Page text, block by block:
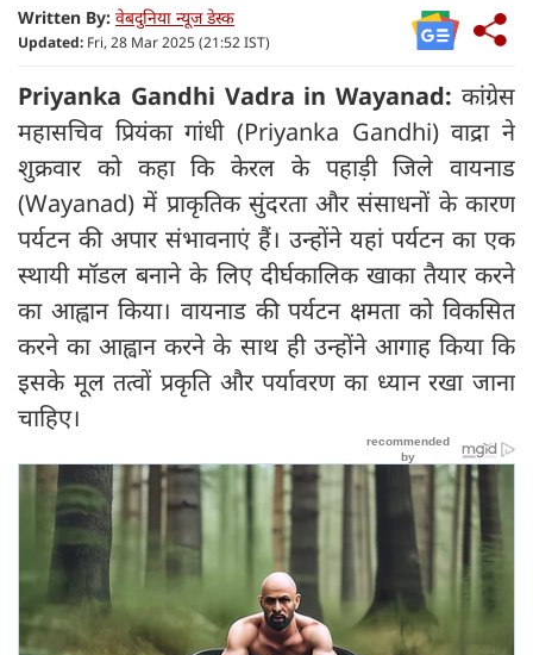
Written By: वेबदुनिया न्यूज डेस्क
Updated: Fri, 28 Mar 2025 (21:52 IST)
Priyanka Gandhi Vadra in Wayanad: कांग्रेस
महासचिव प्रियंका गांधी (Priyanka Gandhi) वाद्रा ने
शुक्रवार को कहा कि केरल के पहाड़ी जिले वायनाड
(Wayanad) में प्राकृतिक सुंदरता और संसाधनों के कारण
पर्यटन की अपार संभावनाएं हैं। उन्होंने यहां पर्यटन का एक
स्थायी मॉडल बनाने के लिए दीर्घकालिक खाका तैयार करने
का आह्वान किया। वायनाड की पर्यटन क्षमता को विकसित
करने का आह्वान करने के साथ ही उन्होंने आगाह किया कि
इसके मूल तत्वों प्रकृति और पर्यावरण का ध्यान रखा जाना
चाहिए।